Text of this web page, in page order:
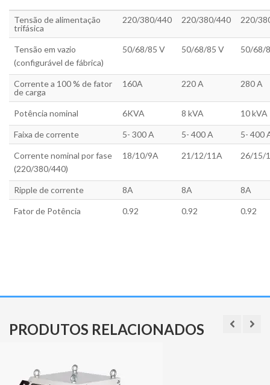
Tensão de alimentação
trifásica
220/380/440 220/380/440 220/
Tensão em vazio
(configurável de fábrica)
50/68/85 V 50/68/85 V 50/68/
Corrente a 100 % de fator
de carga
160A 220 A 280 A
Potência nominal 6KVA 8 kVA 10 kVA
Faixa de corrente 5- 300 A 5- 400 A 5- 400
Corrente nominal por fase
(220/380/440)
18/10/9A 21/12/11A 26/15/
Ripple de corrente 8A 8A 8A
Fator de Potência 0.92 0.92 0.92
PRODUTOS RELACIONADOS